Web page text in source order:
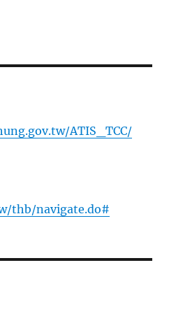
ATIS_TCC/
thb/navigate.do#